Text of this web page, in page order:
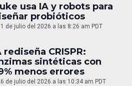
usa IA y robots para
probióticos
de julio del 2026 a las 8:26 am PDT
rediseña CRISPR:
sintéticas con
menos errores
de julio del 2026 a las 10:34 am PDT